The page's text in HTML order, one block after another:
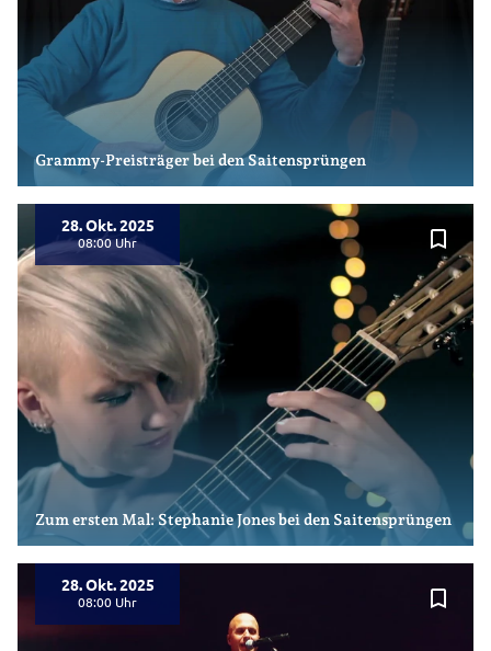
Grammy-Preisträger bei den Saitensprüngen
bookmark_border
28. Okt. 2025
08:00
Zum ersten Mal: Stephanie Jones bei den Saitensprüngen
bookmark_border
28. Okt. 2025
08:00